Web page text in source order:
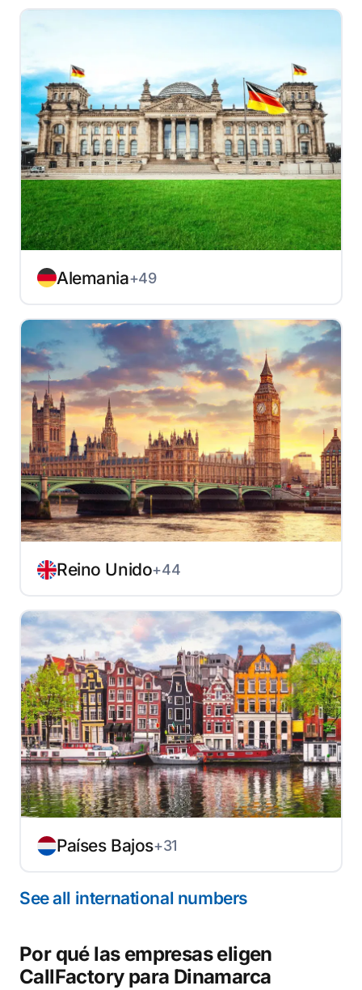
Alemania+49
Reino Unido+44
Países Bajos+31
See all international numbers
Por qué las empresas eligen
CallFactory para Dinamarca